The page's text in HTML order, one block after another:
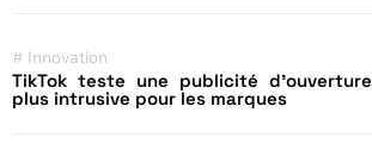
# Innovation
TikTok teste une publicité d’ouverture
plus intrusive pour les marques